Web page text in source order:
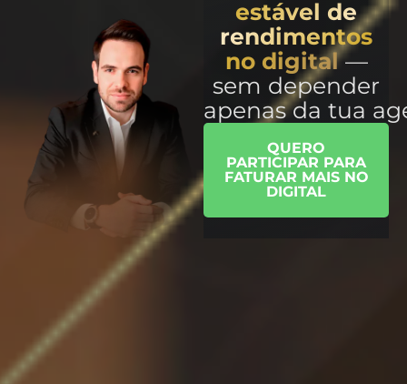
estável de
rendimentos
no digital—
sem depender
apenas da tua
QUERO
PARTICIPAR PARA
FATURAR MAIS NO
DIGITAL